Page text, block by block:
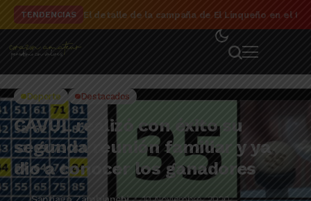
TENDENCIAS El detalle de la campaña de El Linqueño en el
Deporte Destacados
CAVUL realizó con éxito su
segunda reunión familiar y ya
dio a conocer los ganadores
Santiago Zambianchi 10 Noviembre, 2020